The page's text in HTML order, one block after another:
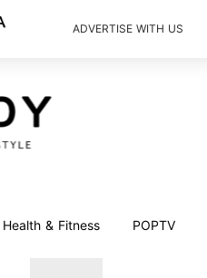
ADVERTISE WITH US
Health & Fitness POPTV